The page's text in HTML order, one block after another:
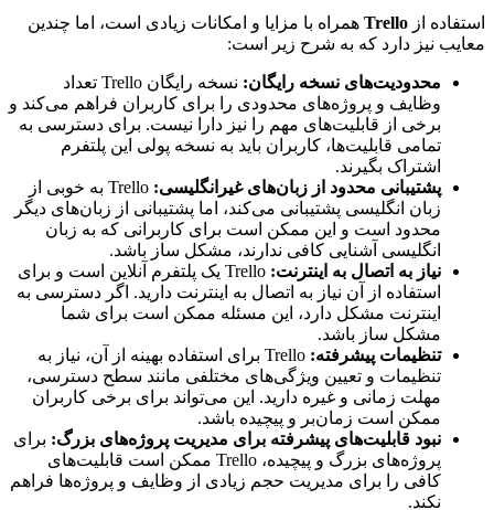
ازTrello همراه با مزایا و امکانات زیادی است، اما چندین
نیز دارد که به شرح زیر است:
محدودیت‌های نسخه رایگان :
نسخه رایگان Trello تعداد
وظایف و پروژه‌های محدودی را برای کاربران فراهم می‌کند و
برخی از قابلیت‌های مهم را نیز دارا نیست. برای دسترسی به
تمامی قابلیت‌ها، کاربران باید به نسخه پولی این پلتفرم
اشتراک بگیرند.
پشتیبانی محدود از زبان‌های غیرانگلیسی:
Trello به خوبی از
زبان انگلیسی پشتیبانی می‌کند، اما پشتیبانی از زبان‌های دیگر
محدود است و این ممکن است برای کاربرانی که به زبان
انگلیسی آشنایی کافی ندارند، مشکل ساز باشد.
نیاز به اتصال به اینترنت:
Trello یک پلتفرم آنلاین است و برای
استفاده از آن نیاز به اتصال به اینترنت دارید. اگر دسترسی به
اینترنت مشکل دارد، این مسئله ممکن است برای شما
مشکل ساز باشد.
تنظیمات پیشرفته:
Trello برای استفاده بهینه از آن، نیاز به
تنظیمات و تعیین ویژگی‌های مختلفی مانند سطح دسترسی،
مهلت زمانی و غیره دارید. این می‌تواند برای برخی کاربران
ممکن است زمان‌بر و پیچیده باشد.
نبود قابلیت‌های پیشرفته برای مدیریت پروژه‌های بزرگ:برای
پروژه‌های بزرگ و پیچیده، Trello ممکن است قابلیت‌های
کافی را برای مدیریت حجم زیادی از وظایف و پروژه‌ها فراهم